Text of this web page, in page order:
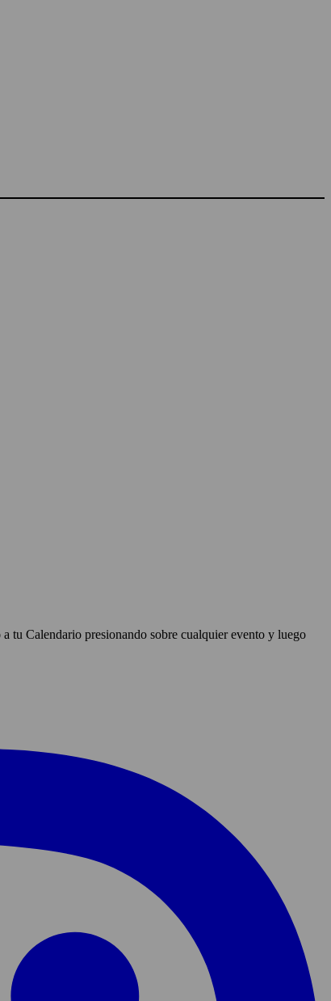
tu Calendario presionando sobre cualquier evento y luego